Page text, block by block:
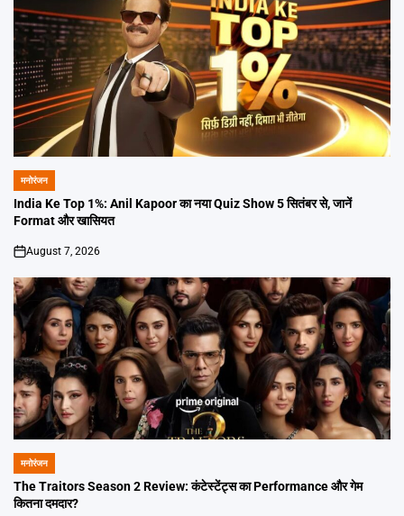
POSTED
IN
मनोरंजन
India Ke Top 1%: Anil Kapoor का नया Quiz Show 5 सितंबर से, जानें
Format और खासियत
on
August 7, 2026
POSTED
IN
मनोरंजन
The Traitors Season 2 Review: कंटेस्टेंट्स का Performance और गेम
कितना दमदार?